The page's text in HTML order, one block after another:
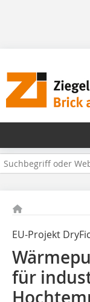
EU-Projekt
für